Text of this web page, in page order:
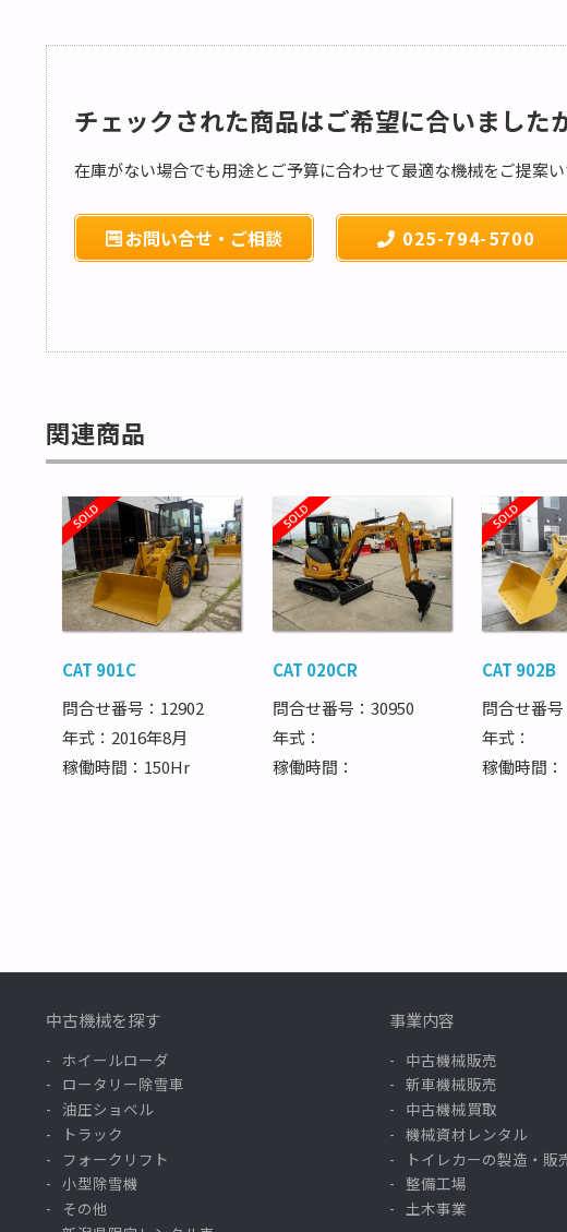
チェックされた商品はご希望に合いました
在庫がない場合でも用途とご予算に合わせて最適な機械をご提案
お問い合せ・ご相談 025-794-5700
関連商品
CAT 901C
問合せ番号：12902
年式：2016年8月
稼働時間：150Hr
CAT 020CR
問合せ番号：30950
年式：
稼働時間：
CAT 902B
問合せ番
年式：
稼働時間：
中古機械を探す
ホイールローダ
ロータリー除雪車
油圧ショベル
トラック
フォークリフト
小型除雪機
その他
事業内容
中古機械販売
新車機械販売
中古機械買取
機械資材レンタル
トイレカーの製造・販
整備工場
土木事業